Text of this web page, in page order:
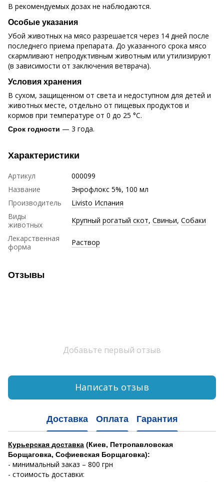
В рекомендуемых дозах не наблюдаются.
Особые указания
Убой животных на мясо разрешается через 14 дней после
последнего приема препарата. До указанного срока мясо
скармливают непродуктивным животным или утилизируют
(в зависимости от заключения ветврача).
Условия хранения
В сухом, защищенном от света и недоступном для детей и
животных месте, отдельно от пищевых продуктов и
кормов при температуре от 0 до 25 °С.
Срок годности — 3 года.
Характеристики
Артикул
000099
Название
Энрофлокс 5%, 100 мл
Производитель
Livisto Испания
Виды
животных
Крупный рогатый скот, Свиньи, Собаки
Лекарственная
форма
Раствор
Отзывы
Добавьте первый отзыв
Написать отзыв
Доставка Оплата Гарантия
Курьерская доставка (Киев, Петропавловская
Борщаговка, Софиевская Борщаговка):
- минимальный заказ – 800 грн
- стоимость доставки: